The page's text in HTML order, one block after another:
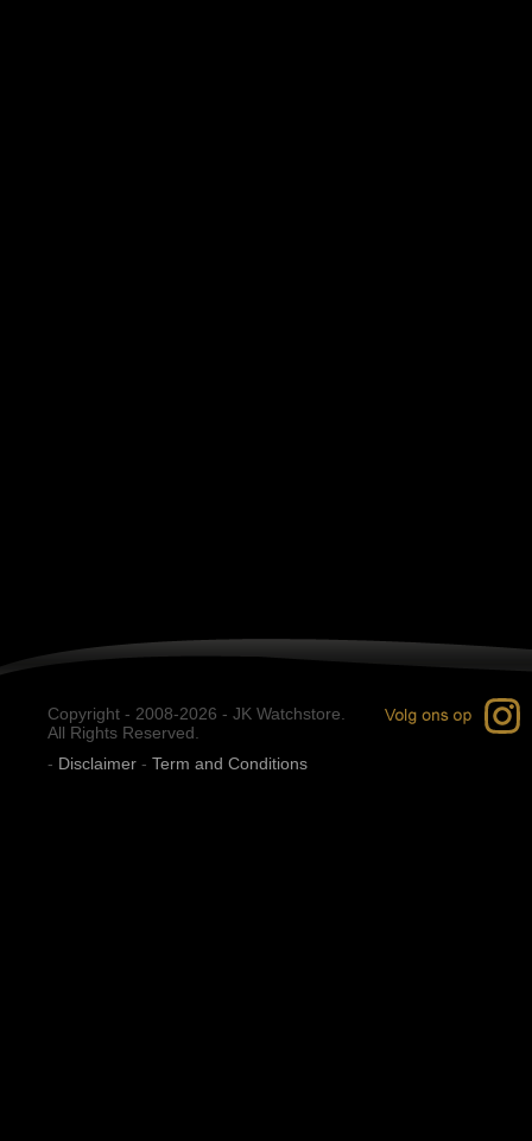
Copyright - 2008-2026 - JK Watchstore.
All Rights Reserved.
- Disclaimer - Term and Conditions